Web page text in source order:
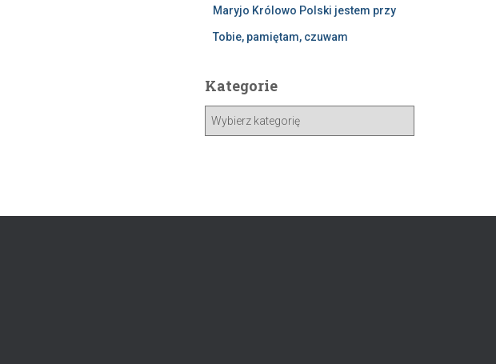
Maryjo Królowo Polski jestem przy
Tobie, pamiętam, czuwam
Kategorie